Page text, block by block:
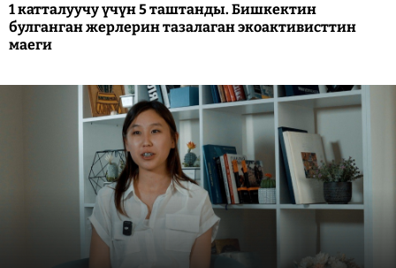
1 катталуучу үчүн 5 таштанды. Бишкектин
булганган жерлерин тазалаган экоактивисттин
маеги